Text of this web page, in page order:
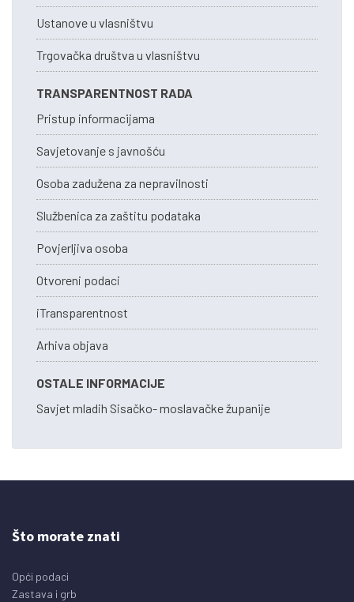
Ustanove u vlasništvu
Trgovačka društva u vlasništvu
TRANSPARENTNOST RADA
Pristup informacijama
Savjetovanje s javnošću
Osoba zadužena za nepravilnosti
Službenica za zaštitu podataka
Povjerljiva osoba
Otvoreni podaci
iTransparentnost
Arhiva objava
OSTALE INFORMACIJE
Savjet mladih Sisačko- moslavačke županije
Što morate znati
Opći podaci
Zastava i grb